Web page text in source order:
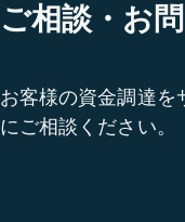
ご相談・お
お客様の資金調達を
にご相談ください。